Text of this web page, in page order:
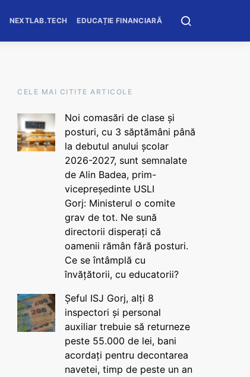
NEXTLAB.TECH EDUCAȚIE FINANCIARĂ
CELE MAI CITITE ARTICOLE
Noi comasări de clase și
posturi, cu 3 săptămâni până
la debutul anului școlar
2026-2027, sunt semnalate
de Alin Badea, prim-
vicepreședinte USLI
Gorj: Ministerul o comite
grav de tot. Ne sună
directorii disperați că
oamenii rămân fără posturi.
Ce se întâmplă cu
învățătorii, cu educatorii?
Șeful ISJ Gorj, alți 8
inspectori și personal
auxiliar trebuie să returneze
peste 55.000 de lei, bani
acordați pentru decontarea
navetei, timp de peste un an